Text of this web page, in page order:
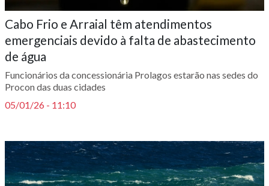
Cabo Frio e Arraial têm atendimentos
emergenciais devido à falta de abastecimento
de água
Funcionários da concessionária Prolagos estarão nas sedes do
Procon das duas cidades
05/01/26 - 11:10